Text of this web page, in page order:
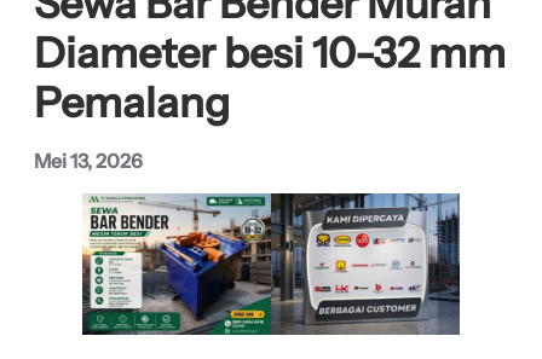
Diameter besi 10-32 mm
Pemalang
Mei 13, 2026